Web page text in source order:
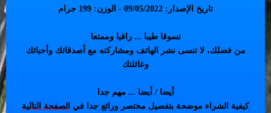
تاريخ الإصدار: 09/05/2022 - الوزن: 199 جرام
تسوقا طيبا ... راقيا وممتعا
من فضلك، لا تنسى نشر الهاتف ومشاركته مع أصدقائك وأحبائك
وعائلتك
أيضا / أيضا ... مهم جدا
كيفية الشراء موضحة بتفصيل مختصر ورائع جدا في الصفحة التالية